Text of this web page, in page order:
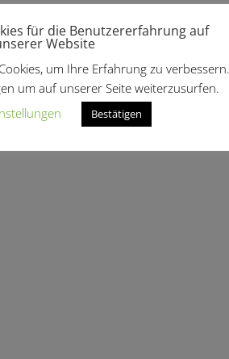
für die Benutzererfahrung auf
Website
um Ihre Erfahrung zu verbessern.
um auf unserer Seite weiterzusurfen.
Bestätigen